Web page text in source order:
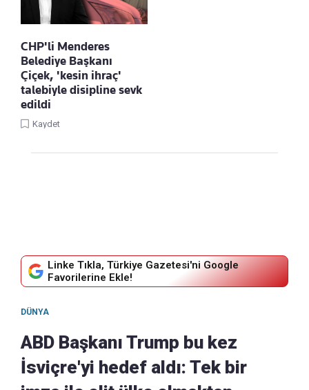
CHP'li Menderes
Belediye Başkanı
Çiçek, 'kesin ihraç'
talebiyle disipline sevk
edildi
Kaydet
Linke Tıkla, Türkiye Gazetesi'ni Google
Favorilerine Ekle!
DÜNYA
ABD Başkanı Trump bu kez
İsviçre'yi hedef aldı: Tek bir